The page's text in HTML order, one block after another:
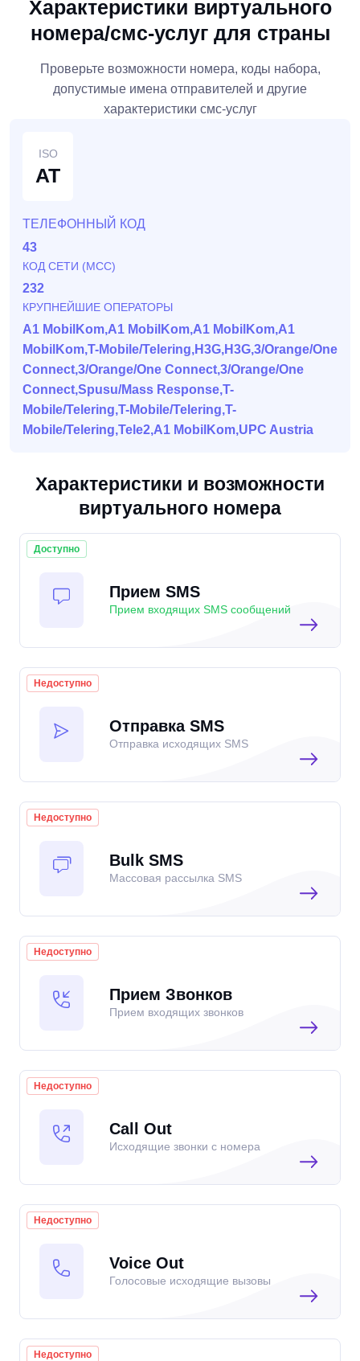
Характеристики виртуального
номера/смс-услуг для страны
Проверьте возможности номера, коды набора,
допустимые имена отправителей и другие
характеристики смс-услуг
ISO
AT
ТЕЛЕФОННЫЙ КОД
43
КОД СЕТИ (MCC)
232
КРУПНЕЙШИЕ ОПЕРАТОРЫ
A1 MobilKom,A1 MobilKom,A1 MobilKom,A1
MobilKom,T-Mobile/Telering,H3G,H3G,3/Orange/One
Connect,3/Orange/One Connect,3/Orange/One
Connect,Spusu/Mass Response,T-
Mobile/Telering,T-Mobile/Telering,T-
Mobile/Telering,Tele2,A1 MobilKom,UPC Austria
Характеристики и возможности
виртуального номера
Доступно
Прием SMS
Прием входящих SMS сообщений
Недоступно
Отправка SMS
Отправка исходящих SMS
Недоступно
Bulk SMS
Массовая рассылка SMS
Недоступно
Прием Звонков
Прием входящих звонков
Недоступно
Call Out
Исходящие звонки с номера
Недоступно
Voice Out
Голосовые исходящие вызовы
Недоступно